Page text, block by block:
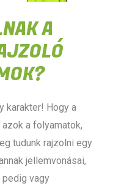
A
karakter! Hogy a
a folyamatok,
tudunk rajzolni egy
jellemvonásai,
pedig vagy